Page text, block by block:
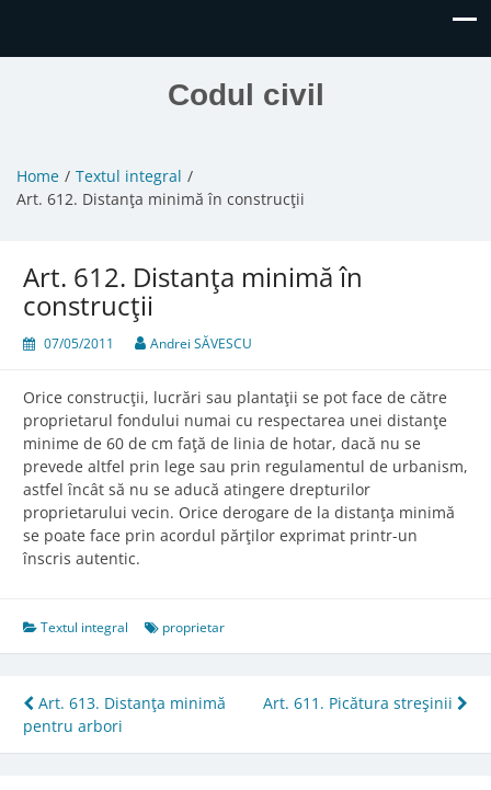
Codul civil
Home
Textul integral
Art. 612. Distanţa minimă în construcţii
Art. 612. Distanţa minimă în
construcţii
07/05/2011 Andrei SĂVESCU
Orice construcţii, lucrări sau plantaţii se pot face de către
proprietarul fondului numai cu respectarea unei distanţe
minime de 60 de cm faţă de linia de hotar, dacă nu se
prevede altfel prin lege sau prin regulamentul de urbanism,
astfel încât să nu se aducă atingere drepturilor
proprietarului vecin. Orice derogare de la distanţa minimă
se poate face prin acordul părţilor exprimat printr-un
înscris autentic.
Textul integral proprietar
Post
navigation
Art. 613. Distanţa minimă
pentru arbori
Art. 611. Picătura streşinii